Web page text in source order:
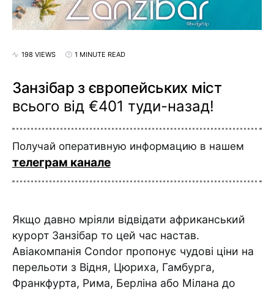
198 VIEWS 1 MINUTE READ
Занзібар з європейських міст
всього від €401 туди-назад!
Получай оперативную информацию в нашем
телеграм канале
Якщо давно мріяли відвідати африканський
курорт Занзібар то цей час настав.
Авіакомпанія Condor пропонує чудові ціни на
перельоти з Відня, Цюриха, Гамбурга,
Франкфурта, Рима, Берліна або Мілана до